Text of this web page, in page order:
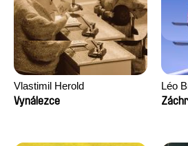
Vlastimil Herold
Vynálezce
Léo